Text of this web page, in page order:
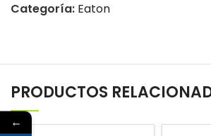
Categoría: Eaton
PRODUCTOS
←